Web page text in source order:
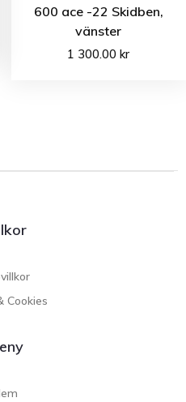
600 ace -22 Skidben,
vänster
1 300.00kr
Cookies